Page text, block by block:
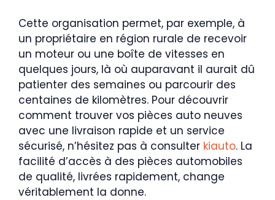
Cette organisation permet, par exemple, à
un propriétaire en région rurale de recevoir
un moteur ou une boîte de vitesses en
quelques jours, là où auparavant il aurait dû
patienter des semaines ou parcourir des
centaines de kilomètres. Pour découvrir
comment trouver vos pièces auto neuves
avec une livraison rapide et un service
sécurisé, n’hésitez pas à consulter kiauto. La
facilité d’accès à des pièces automobiles
de qualité, livrées rapidement, change
véritablement la donne.